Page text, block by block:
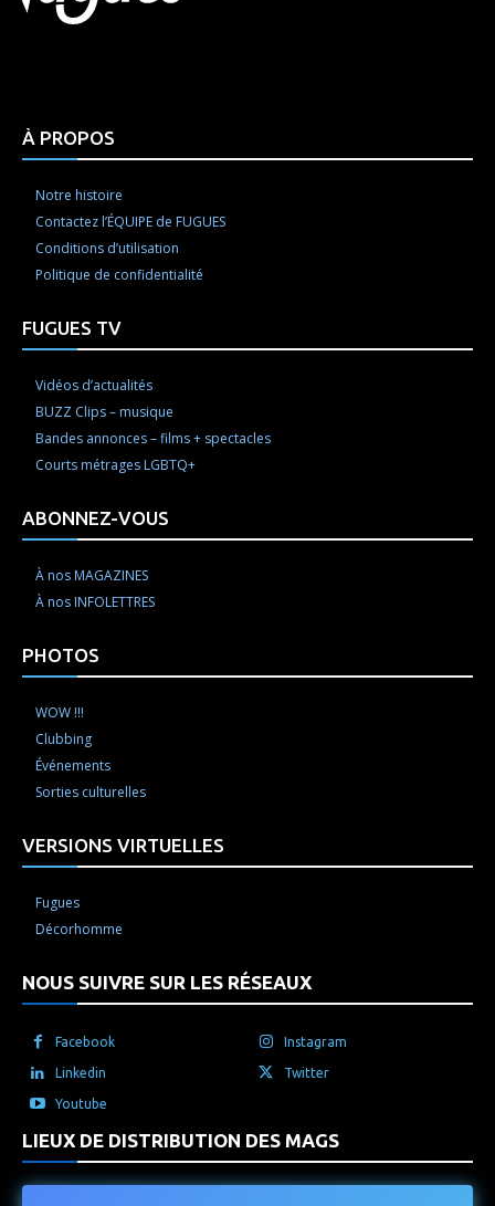
À PROPOS
Notre histoire
Contactez l’ÉQUIPE de FUGUES
Conditions d’utilisation
Politique de confidentialité
FUGUES TV
Vidéos d’actualités
BUZZ Clips – musique
Bandes annonces – films + spectacles
Courts métrages LGBTQ+
ABONNEZ-VOUS
À nos MAGAZINES
À nos INFOLETTRES
PHOTOS
WOW !!!
Clubbing
Événements
Sorties culturelles
VERSIONS VIRTUELLES
Fugues
Décorhomme
NOUS SUIVRE SUR LES RÉSEAUX
Facebook Instagram
Linkedin Twitter
Youtube
LIEUX DE DISTRIBUTION DES MAGS